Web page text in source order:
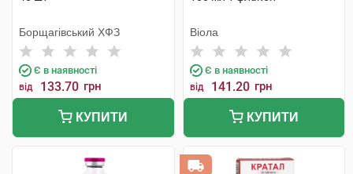
Борщагівський ХФЗ
Є в наявності
від 133.70 грн
КУПИТИ
Віола
Є в наявності
від 141.20 грн
КУПИТИ